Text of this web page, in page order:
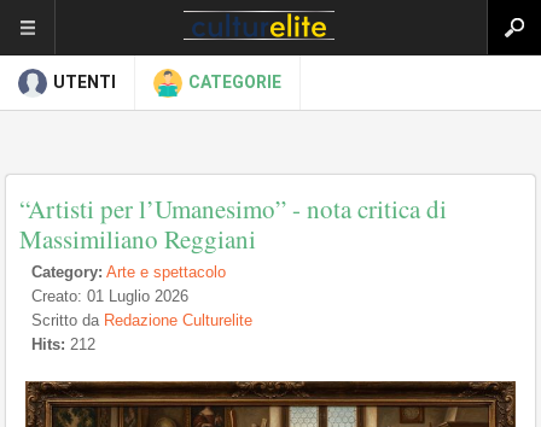
UTENTI CATEGORIE
“Artisti per l’Umanesimo” - nota critica di
Massimiliano Reggiani
Category: Arte e spettacolo
Creato: 01 Luglio 2026
Scritto da Redazione Culturelite
Hits: 212